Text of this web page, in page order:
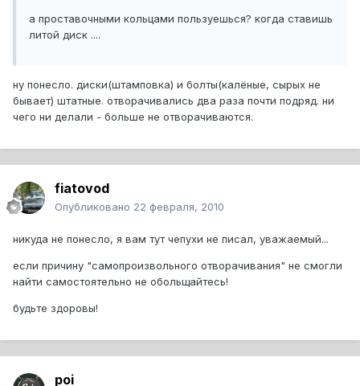
а проставочными кольцами пользуешься? когда ставишь
литой диск ....
ну понесло. диски(штамповка) и болты(калёные, сырых не
бывает) штатные. отворачивались два раза почти подряд. ни
чего ни делали - больше не отворачиваются.
fiatovod
Опубликовано 22 февраля, 2010
никуда не понесло, я вам тут чепухи не писал, уважаемый...
если причину "самопроизвольного отворачивания" не смогли
найти самостоятельно не обольщайтесь!
будьте здоровы!
poi